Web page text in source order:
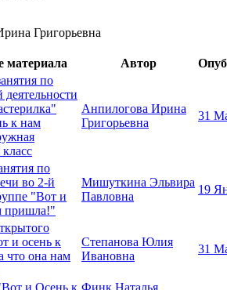
Григорьевна
материала Автор
по
к нам
Анпилогова Ирина
Григорьевна
31
по
во 2-й
"Вот и
пришла!"
Мишуткина Эльвира
Павловна
19
и осень к
что она нам
Степанова Юлия
Ивановна
31